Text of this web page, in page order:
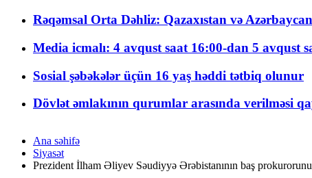
Rəqəmsal Orta Dəhliz: Qazaxıstan və
Media icmalı: 4 avqust saat 16:00-dan 5 avqust
Sosial şəbəkələr üçün 16 yaş həddi tətbiq olunur
Dövlət əmlakının qurumlar arasında verilməsi
Ana səhifə
Siyasət
Prezident İlham Əliyev Səudiyyə Ərəbistanının baş